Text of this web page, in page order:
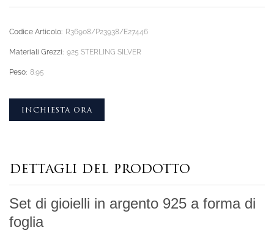
Codice Articolo: R36908/P23938/E27446
Materiali Grezzi: 925 STERLING SILVER
Peso: 8.95
INCHIESTA ORA
DETTAGLI DEL PRODOTTO
Set di gioielli in argento 925 a forma di
foglia